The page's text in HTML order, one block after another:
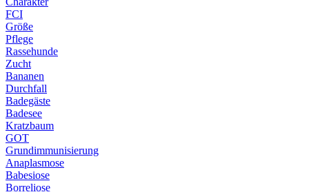
FCI
Größe
Pflege
Rassehunde
Zucht
Bananen
Durchfall
Badegäste
Badesee
Kratzbaum
GOT
Grundimmunisierung
Anaplasmose
Babesiose
Borreliose